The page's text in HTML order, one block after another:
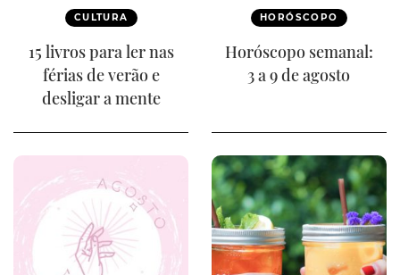
CULTURA
15 livros para ler nas
férias de verão e
desligar a mente
HORÓSCOPO
Horóscopo semanal:
3 a 9 de agosto